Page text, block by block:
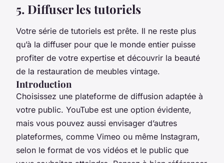
5. Diffuser les tutoriels
Votre série de tutoriels est prête. Il ne reste plus
qu’à la diffuser pour que le monde entier puisse
profiter de votre expertise et découvrir la beauté
de la restauration de meubles vintage.
Introduction
Choisissez une plateforme de diffusion adaptée à
votre public. YouTube est une option évidente,
mais vous pouvez aussi envisager d’autres
plateformes, comme Vimeo ou même Instagram,
selon le format de vos vidéos et le public que